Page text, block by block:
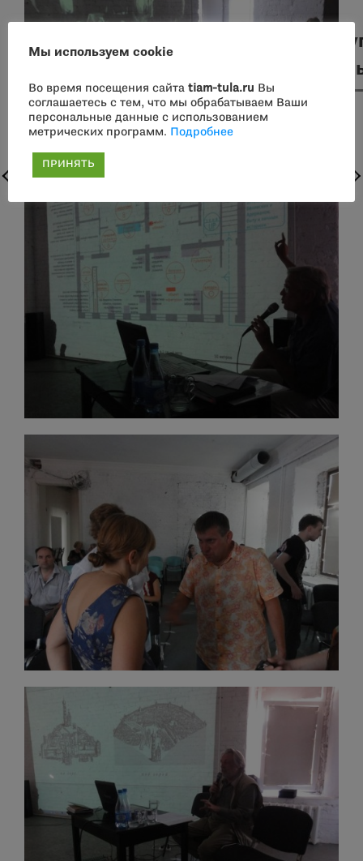
Мы используем cookie
Во время посещения сайта tiam-tula.ru Вы
соглашаетесь с тем, что мы обрабатываем Ваши
персональные данные с использованием
метрических программ.
Подробнее
ПРИНЯТЬ